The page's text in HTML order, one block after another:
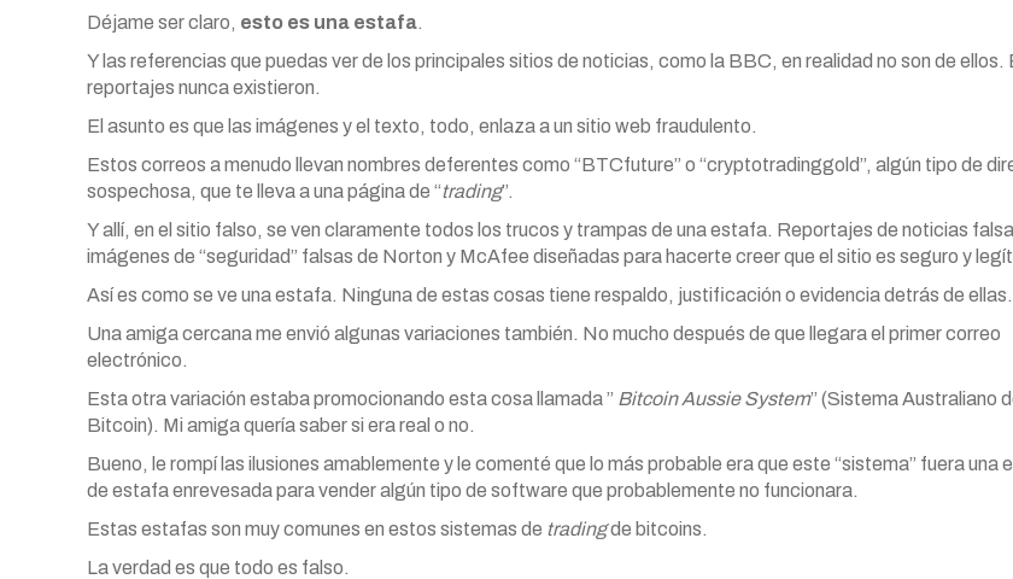
Déjame ser claro, esto es una estafa.
Y las referencias que puedas ver de los principales sitios de noticias, como la BBC, en realidad no son de ellos.
reportajes nunca existieron.
El asunto es que las imágenes y el texto, todo, enlaza a un sitio web fraudulento.
Estos correos a menudo llevan nombres deferentes como “BTCfuture” o “cryptotradinggold”, algún tipo de
sospechosa, que te lleva a una página de “trading”.
Y allí, en el sitio falso, se ven claramente todos los trucos y trampas de una estafa. Reportajes de noticias
imágenes de “seguridad” falsas de Norton y McAfee diseñadas para hacerte creer que el sitio es seguro y
Así es como se ve una estafa. Ninguna de estas cosas tiene respaldo, justificación o evidencia detrás de ellas.
Una amiga cercana me envió algunas variaciones también. No mucho después de que llegara el primer correo
electrónico.
Esta otra variación estaba promocionando esta cosa llamada ” Bitcoin Aussie System” (Sistema Australiano
Bitcoin). Mi amiga quería saber si era real o no.
Bueno, le rompí las ilusiones amablemente y le comenté que lo más probable era que este “sistema” fuera una
de estafa enrevesada para vender algún tipo de software que probablemente no funcionara.
Estas estafas son muy comunes en estos sistemas de tradingde bitcoins.
La verdad es que todo es falso.